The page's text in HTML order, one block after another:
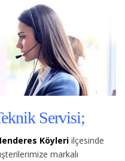
Servisi;
Köyleri ilçesinde
markalı